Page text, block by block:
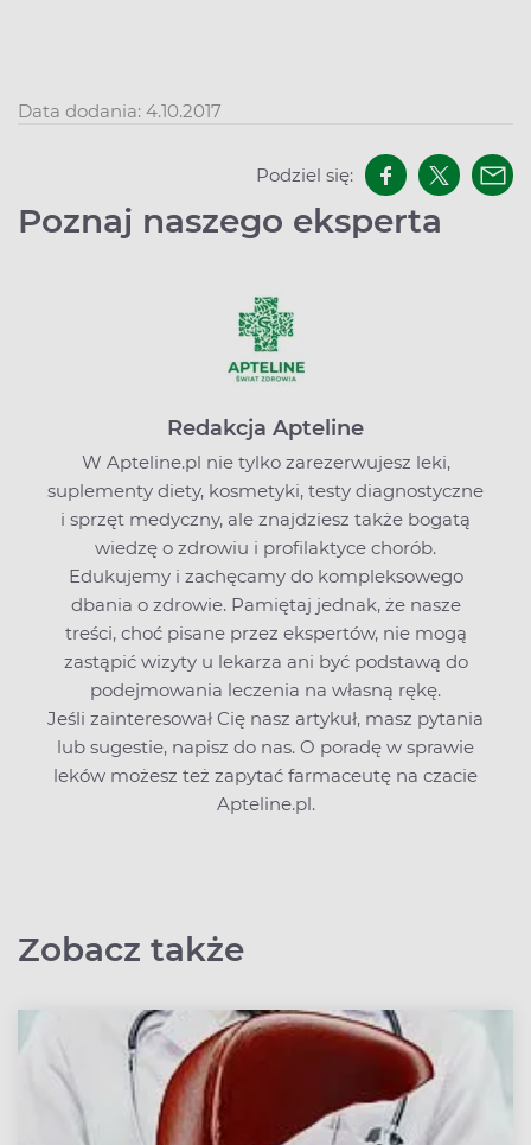
Data dodania: 4.10.2017
Podziel się:
Poznaj naszego eksperta
Redakcja Apteline
W Apteline.pl nie tylko zarezerwujesz leki,
suplementy diety, kosmetyki, testy diagnostyczne
i sprzęt medyczny, ale znajdziesz także bogatą
wiedzę o zdrowiu i profilaktyce chorób.
Edukujemy i zachęcamy do kompleksowego
dbania o zdrowie. Pamiętaj jednak, że nasze
treści, choć pisane przez ekspertów, nie mogą
zastąpić wizyty u lekarza ani być podstawą do
podejmowania leczenia na własną rękę.
Jeśli zainteresował Cię nasz artykuł, masz pytania
lub sugestie, napisz do nas. O poradę w sprawie
leków możesz też zapytać farmaceutę na czacie
Apteline.pl.
Zobacz także